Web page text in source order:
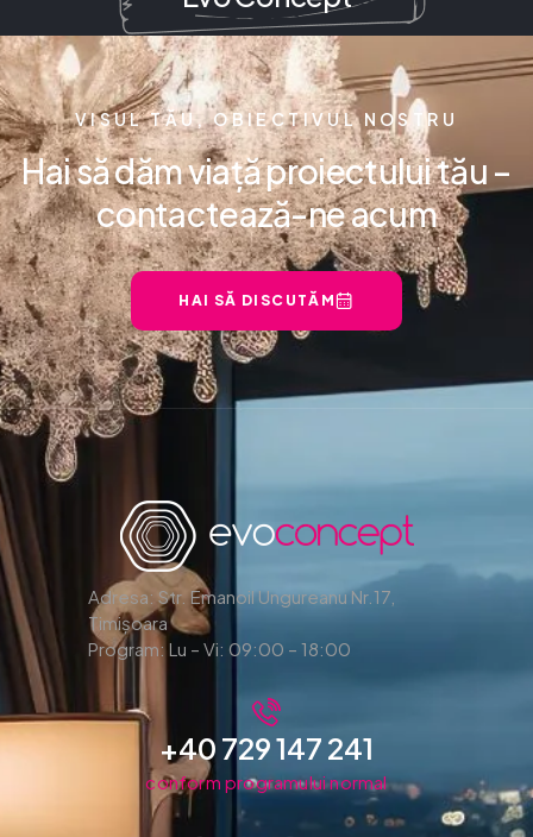
VISUL TĂU, OBIECTIVUL NOSTRU
Hai să dăm viață proiectului tău –
contactează-ne acum
HAI SĂ DISCUTĂM
Adresa: Str. Emanoil Ungureanu Nr.17,
Timișoara
Program: Lu – Vi: 09:00 – 18:00
+40 729 147 241
conform programului normal